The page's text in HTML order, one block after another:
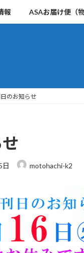
報 ASAお届け便（
のお知らせ
日 motohachi-k2